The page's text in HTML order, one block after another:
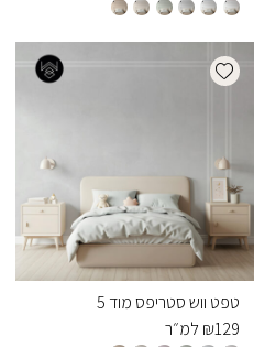
Add wishlist
טפט ווש סטריפס מוד 5
₪129 למ״ר